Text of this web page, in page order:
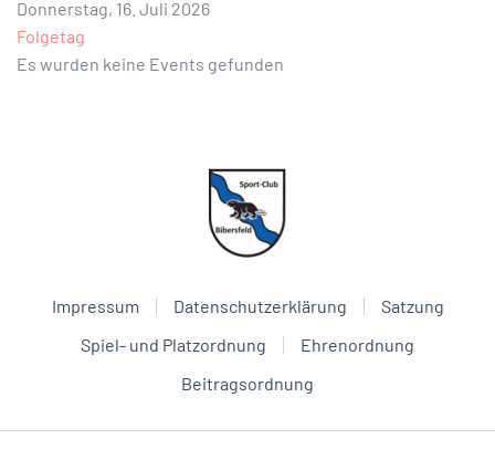
Donnerstag, 16. Juli 2026
Folgetag
Es wurden keine Events gefunden
Impressum Datenschutzerklärung
Satzung
Spiel- und Platzordnung
Ehrenordnung
Beitragsordnung